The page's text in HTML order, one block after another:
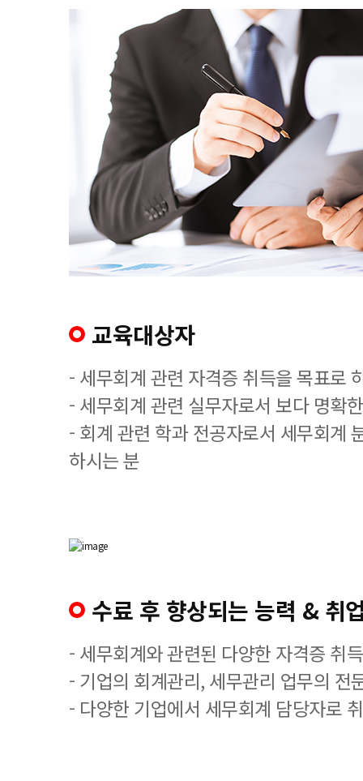
교육대상자
- 세무회계 관련 자격증 취득을 목표로
- 세무회계 관련 실무자로서 보다 명확
- 회계 관련 학과 전공자로서 세무회계
하시는 분
수료 후 향상되는 능력 & 취
- 세무회계와 관련된 다양한 자격증 취
- 기업의 회계관리, 세무관리 업무의 전
- 다양한 기업에서 세무회계 담당자로